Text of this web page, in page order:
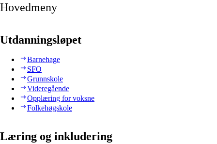
Hovedmeny
Utdanningsløpet
Barnehage
SFO
Grunnskole
Videregående
Opplæring for voksne
Folkehøgskole
Læring og inkludering